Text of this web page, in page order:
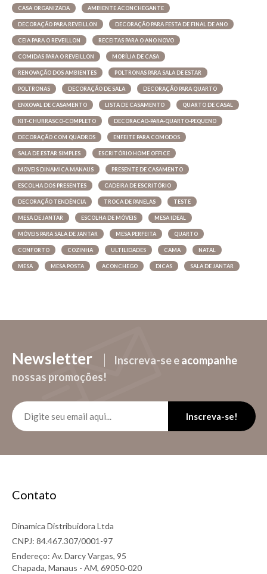
CASA ORGANIZADA AMBIENTE ACONCHEGANTE
DECORAÇÃO PARA REVEILLON DECORAÇÃO PARA FESTA DE FINAL DE ANO
CEIA PARA O REVEILLON RECEITAS PARA O ANO NOVO
COMIDAS PARA O REVEILLON MOBÍLIA DE CASA
RENOVAÇÃO DOS AMBIENTES POLTRONAS PARA SALA DE ESTAR
POLTRONAS DECORAÇÃO DE SALA DECORAÇÃO PARA QUARTO
ENXOVAL DE CASAMENTO LISTA DE CASAMENTO QUARTO DE CASAL
KIT-CHURRASCO-COMPLETO DECORACAO-PARA-QUARTO-PEQUENO
DECORAÇÃO COM QUADROS ENFEITE PARA COMODOS
SALA DE ESTAR SIMPLES ESCRITÓRIO HOME OFFICE
MOVEIS DINAMICA MANAUS PRESENTE DE CASAMENTO
ESCOLHA DOS PRESENTES CADEIRA DE ESCRITÓRIO
DECORAÇÃO TENDÊNCIA TROCA DE PANELAS TESTE
MESA DE JANTAR ESCOLHA DE MÓVEIS MESA IDEAL
MÓVEIS PARA SALA DE JANTAR MESA PERFEITA QUARTO
CONFORTO COZINHA ULTILIDADES CAMA NATAL
MESA MESA POSTA ACONCHEGO DICAS SALA DE JANTAR
Newsletter Inscreva-se eacompanhe
nossas promoções!
Inscreva-se!
Contato
Dinamica Distribuidora Ltda
CNPJ: 84.467.307/0001-97
Endereço: Av. Darcy Vargas, 95
Chapada, Manaus - AM, 69050-020